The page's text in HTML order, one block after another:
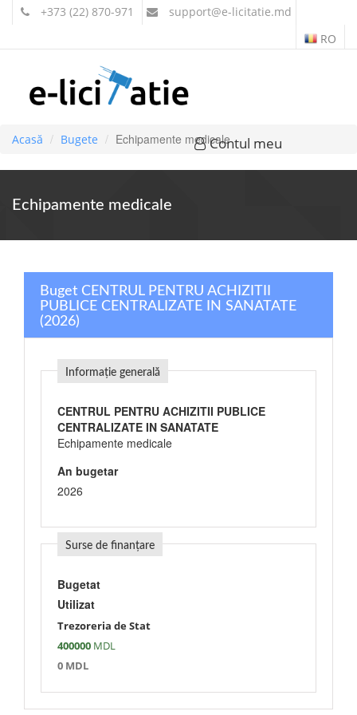
+373 (22) 870-971 support@e-licitatie.md
RO
Contul meu
Acasă Bugete Echipamente medicale
Echipamente medicale
Buget CENTRUL PENTRU ACHIZITII
PUBLICE CENTRALIZATE IN SANATATE
(2026)
Informație generală
CENTRUL PENTRU ACHIZITII PUBLICE
CENTRALIZATE IN SANATATE
Echipamente medicale
An bugetar
2026
Surse de finanțare
Bugetat
Utilizat
Trezoreria de Stat
400000 MDL
0 MDL